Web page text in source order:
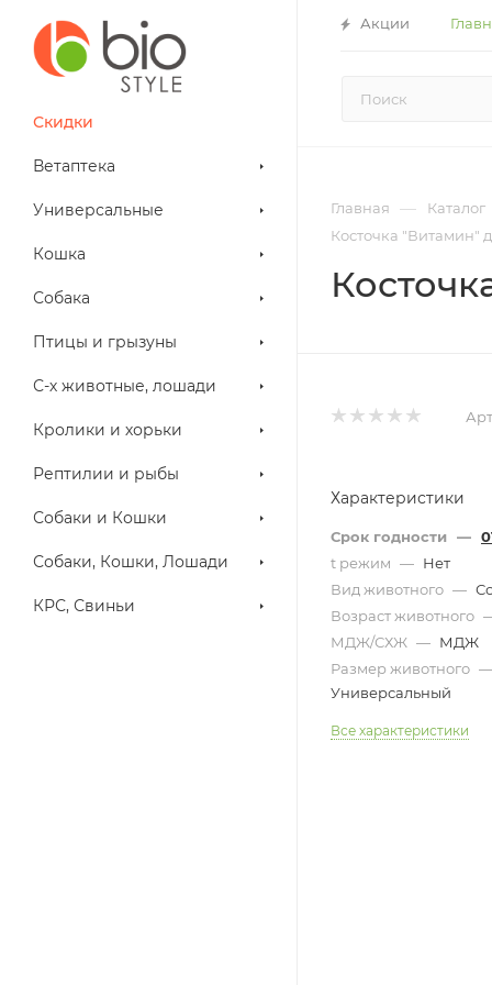
Акции
Скидки
Ветаптека
Универсальные
Кошка
Собака
Птицы и грызуны
С-х животные, лошади
Кролики и хорьки
Рептилии и рыбы
Собаки и Кошки
Собаки, Кошки, Лошади
КРС, Свиньи
Главная —
Каталог
Косточка "Витамин"
Характеристики
Срок годности —
t режим — Нет
Вид животного —
Возраст животного
МДЖ/СХЖ — МДЖ
Размер животного —
Универсальный
Все характеристики